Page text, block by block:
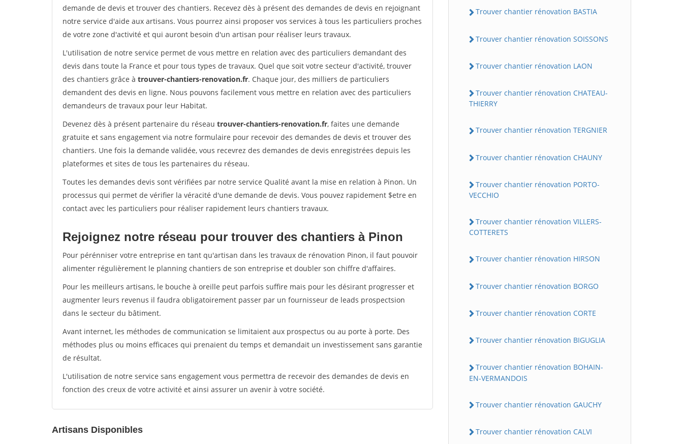
demande de devis et trouver des chantiers. Recevez dès à présent des demandes de devis en rejoignant
notre service d'aide aux artisans. Vous pourrez ainsi proposer vos services à tous les particuliers proches
de votre zone d'activité et qui auront besoin d'un artisan pour réaliser leurs travaux.
L'utilisation de notre service permet de vous mettre en relation avec des particuliers demandant des
devis dans toute la France et pour tous types de travaux. Quel que soit votre secteur d'activité, trouver
des chantiers grâce à trouver-chantiers-renovation.fr. Chaque jour, des milliers de particuliers
demandent des devis en ligne. Nous pouvons facilement vous mettre en relation avec des particuliers
demandeurs de travaux pour leur Habitat.
Devenez dès à présent partenaire du réseau trouver-chantiers-renovation.fr, faites une demande
gratuite et sans engagement via notre formulaire pour recevoir des demandes de devis et trouver des
chantiers. Une fois la demande validée, vous recevrez des demandes de devis enregistrées depuis les
plateformes et sites de tous les partenaires du réseau.
Toutes les demandes devis sont vérifiées par notre service Qualité avant la mise en relation à Pinon. Un
processus qui permet de vérifier la véracité d'une demande de devis. Vous pouvez rapidement $etre en
contact avec les particuliers pour réaliser rapidement leurs chantiers travaux.
Rejoignez notre réseau pour trouver des chantiers à Pinon
Pour pérénniser votre entreprise en tant qu'artisan dans les travaux de rénovation Pinon, il faut pouvoir
alimenter régulièrement le planning chantiers de son entreprise et doubler son chiffre d'affaires.
Pour les meilleurs artisans, le bouche à oreille peut parfois suffire mais pour les désirant progresser et
augmenter leurs revenus il faudra obligatoirement passer par un fournisseur de leads prospectsion
dans le secteur du bâtiment.
Avant internet, les méthodes de communication se limitaient aux prospectus ou au porte à porte. Des
méthodes plus ou moins efficaces qui prenaient du temps et demandait un investissement sans garantie
de résultat.
L'utilisation de notre service sans engagement vous permettra de recevoir des demandes de devis en
fonction des creux de votre activité et ainsi assurer un avenir à votre société.
Artisans Disponibles
Trouver chantier rénovation BASTIA
Trouver chantier rénovation SOISSONS
Trouver chantier rénovation LAON
Trouver chantier rénovation CHATEAU-
THIERRY
Trouver chantier rénovation TERGNIER
Trouver chantier rénovation CHAUNY
Trouver chantier rénovation PORTO-
VECCHIO
Trouver chantier rénovation VILLERS-
COTTERETS
Trouver chantier rénovation HIRSON
Trouver chantier rénovation BORGO
Trouver chantier rénovation CORTE
Trouver chantier rénovation BIGUGLIA
Trouver chantier rénovation BOHAIN-
EN-VERMANDOIS
Trouver chantier rénovation GAUCHY
Trouver chantier rénovation CALVI